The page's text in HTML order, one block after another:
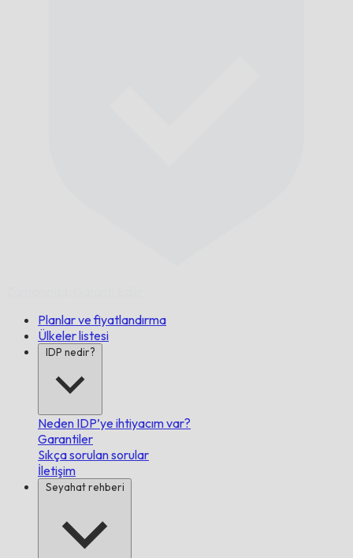
Planlar ve fiyatlandırma
Ülkeler listesi
IDP nedir?
Neden IDP’ye ihtiyacım var?
Garantiler
Sıkça sorulan sorular
İletişim
Seyahat rehberi